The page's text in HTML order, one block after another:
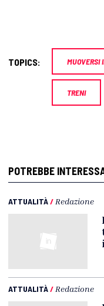
TOPICS: MUOVERSI
TRENI
POTREBBE
ATTUALITÀ/ Redazione
ATTUALITÀ/ Redazione